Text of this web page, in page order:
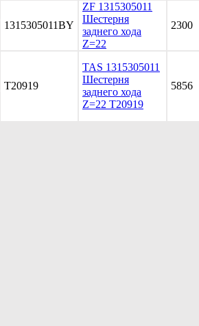
1315305011BY
ZF 1315305011
Шестерня
заднего хода
Z=22
2300
T20919
TAS 1315305011
Шестерня
заднего хода
Z=22 T20919
5856